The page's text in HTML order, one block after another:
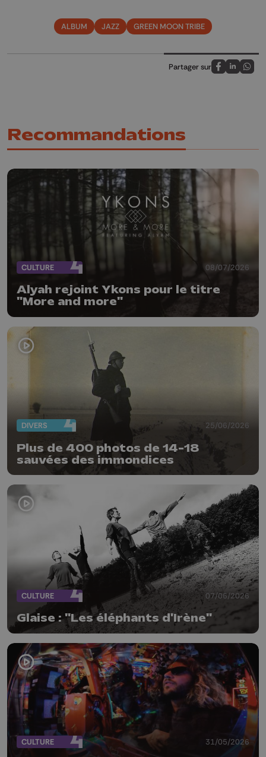
ALBUM JAZZ GREEN MOON TRIBE
Partager sur
Partagez sur
Partagez
Recommandations
CULTURE 08/07/2026
Alyah rejoint Ykons pour le titre
"More and more"
DIVERS 25/06/2026
Plus de 400 photos de 14-18
sauvées des immondices
CULTURE 07/06/2026
Glaise : "Les éléphants d'Irène"
CULTURE 31/05/2026